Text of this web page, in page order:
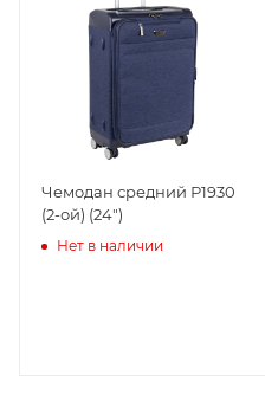
Чемодан средний Р1930
(2-ой) (24")
Нет в наличии